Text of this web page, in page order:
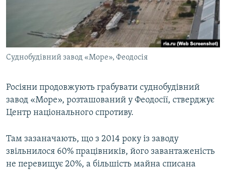
СВІДЧЕННЯ ОКУПАЦІЇ
УКРАЇНСЬКА ПРОБЛЕМА КРИМУ
ІНФОГРАФІКА
Qırımtatar
ДОЛУЧАЙСЯ!
Усі сайти RFE/RL
Суднобудівний завод «Море», Феодосія
Росіяни продовжують грабувати суднобудівний
завод «Море», розташований у Феодосії, стверджує
Центр національного спротиву.
Там зазаначають, що з 2014 року із заводу
звільнилося 60% працівників, його завантаженість
не перевищує 20%, а більшість майна списана